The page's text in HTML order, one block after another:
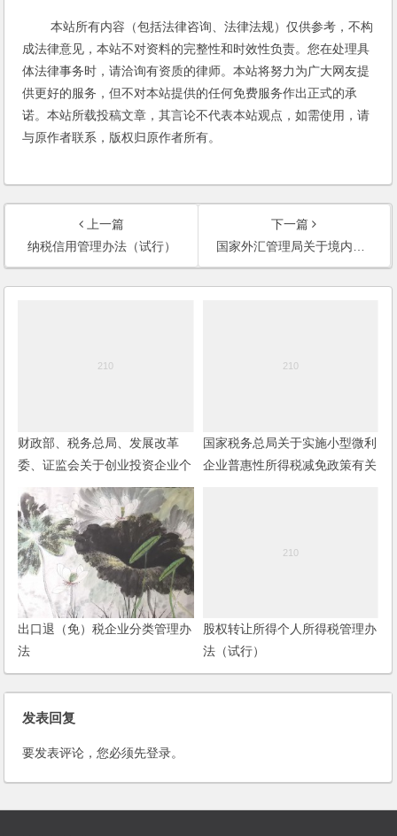
本站所有内容（包括法律咨询、法律法规）仅供参考，不构
成法律意见，本站不对资料的完整性和时效性负责。您在处理具
体法律事务时，请洽询有资质的律师。本站将努力为广大网友提
供更好的服务，但不对本站提供的任何免费服务作出正式的承
诺。本站所载投稿文章，其言论不代表本站观点，如需使用，请
与原作者联系，版权归原作者所有。
上一篇
纳税信用管理办法（试行）
下一篇
国家外汇管理局关于境内居民通过特殊目的公司境外投融资及返程投资外汇管理有关问题的通知(37号文)
财政部、税务总局、发展改革
委、证监会关于创业投资企业个
人合伙人所得税政策问题的通知
国家税务总局关于实施小型微利
企业普惠性所得税减免政策有关
出口退（免）税企业分类管理办
法
股权转让所得个人所得税管理办
法（试行）
发表回复
要发表评论，您必须先登录。